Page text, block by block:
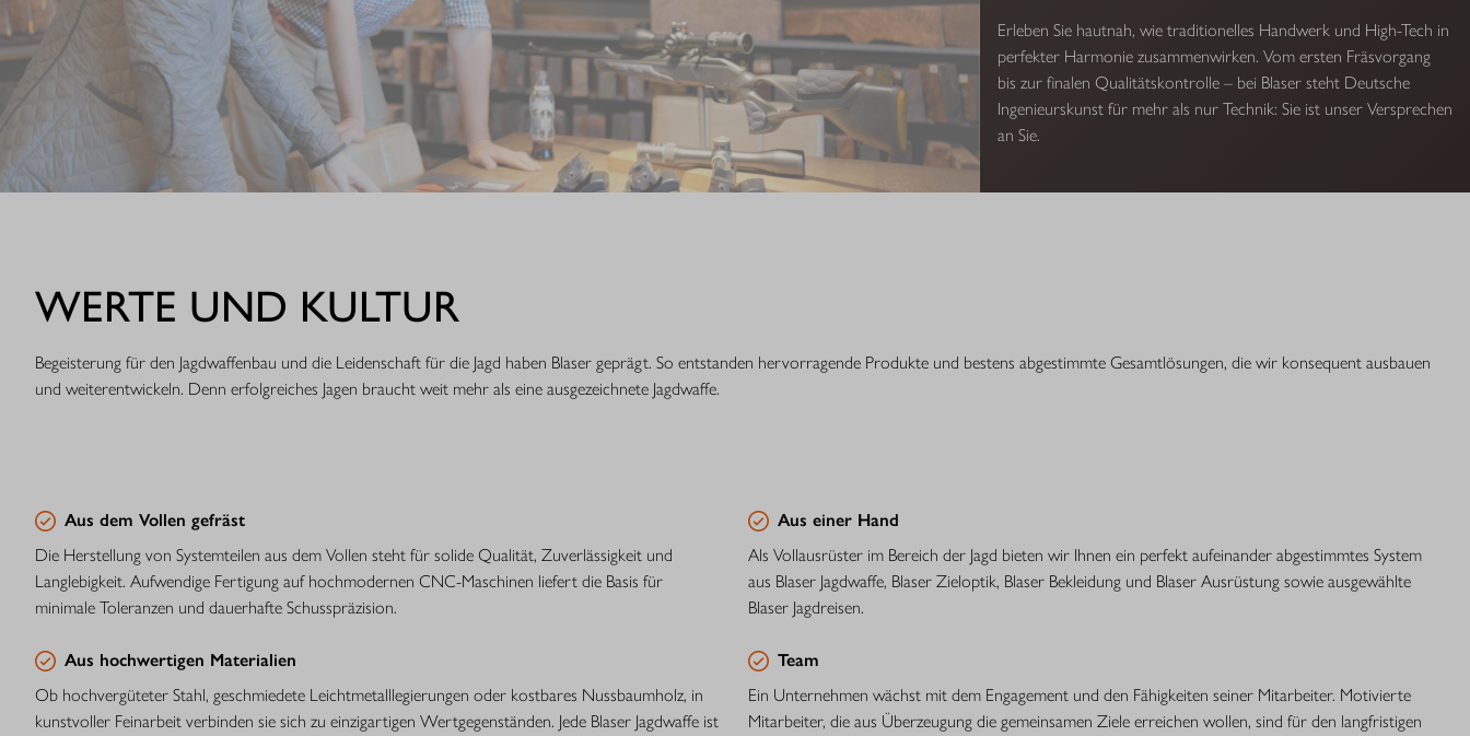
Erleben Sie hautnah, wie traditionelles Handwerk und High-Tech in
perfekter Harmonie zusammenwirken. Vom ersten Fräsvorgang
bis zur finalen Qualitätskontrolle – bei Blaser steht Deutsche
Ingenieurskunst für mehr als nur Technik: Sie ist unser Versprechen
an Sie.
WERTE UND KULTUR
Begeisterung für den Jagdwaffenbau und die Leidenschaft für die Jagd haben Blaser geprägt. So entstanden hervorragende Produkte und bestens abgestimmte Gesamtlösungen, die wir konsequent ausbauen
und weiterentwickeln. Denn erfolgreiches Jagen braucht weit mehr als eine ausgezeichnete Jagdwaffe.
Aus dem Vollen gefräst
Die Herstellung von Systemteilen aus dem Vollen steht für solide Qualität, Zuverlässigkeit und
Langlebigkeit. Aufwendige Fertigung auf hochmodernen CNC-Maschinen liefert die Basis für
minimale Toleranzen und dauerhafte Schusspräzision.
Aus hochwertigen Materialien
Ob hochvergüteter Stahl, geschmiedete Leichtmetalllegierungen oder kostbares Nussbaumholz, in
kunstvoller Feinarbeit verbinden sie sich zu einzigartigen Wertgegenständen. Jede Blaser Jagdwaffe ist
Aus einer Hand
Als Vollausrüster im Bereich der Jagd bieten wir Ihnen ein perfekt aufeinander abgestimmtes System
aus Blaser Jagdwaffe, Blaser Zieloptik, Blaser Bekleidung und Blaser Ausrüstung sowie ausgewählte
Blaser Jagdreisen.
Team
Ein Unternehmen wächst mit dem Engagement und den Fähigkeiten seiner Mitarbeiter. Motivierte
Mitarbeiter, die aus Überzeugung die gemeinsamen Ziele erreichen wollen, sind für den langfristigen